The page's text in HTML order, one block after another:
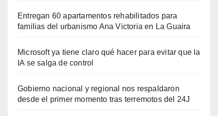
Entregan 60 apartamentos rehabilitados para
familias del urbanismo Ana Victoria en La Guaira
Microsoft ya tiene claro qué hacer para evitar que la
IA se salga de control
Gobierno nacional y regional nos respaldaron
desde el primer momento tras terremotos del 24J